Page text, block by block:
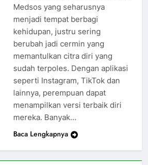
Medsos yang seharusnya
menjadi tempat berbagi
kehidupan, justru sering
berubah jadi cermin yang
memantulkan citra diri yang
sudah terpoles. Dengan aplikasi
seperti Instagram, TikTok dan
lainnya, perempuan dapat
menampilkan versi terbaik diri
mereka. Banyak…
Baca Lengkapnya